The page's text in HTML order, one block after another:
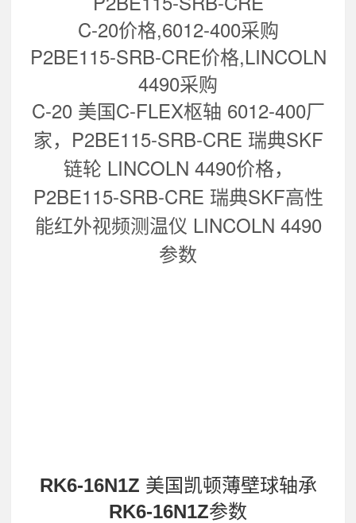
C-20价格,6012-400采购
P2BE115-SRB-CRE价格,LINCOLN
4490采购
C-20 美国C-FLEX枢轴 6012-400厂
家， P2BE115-SRB-CRE 瑞典SKF
链轮 LINCOLN 4490价格，
P2BE115-SRB-CRE 瑞典SKF高性
能红外视频测温仪 LINCOLN 4490
参数
RK6-16N1Z 美国凯顿薄壁球轴承
RK6-16N1Z参数